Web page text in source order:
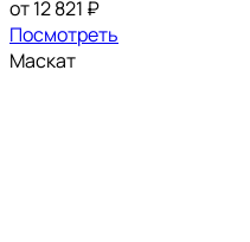
от 12 821 ₽
Посмотреть
Маскат